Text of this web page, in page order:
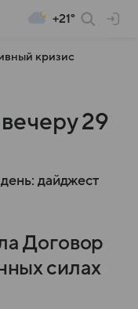
+21°
кризис
29
дайджест
Договор
силах